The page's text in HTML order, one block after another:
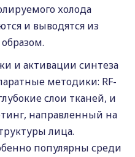
холода
и выводятся из
и активации синтеза
методики: RF-
слои тканей, и
направленный на
лица.
популярны среди